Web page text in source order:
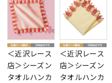
＜近沢レース
店＞シーズン
タオルハンカ
＜近沢レース
店＞シーズン
タオルハンカ